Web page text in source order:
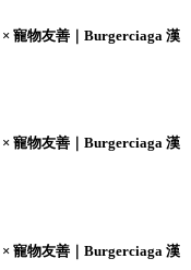
寵物友善｜Burgerciaga 漢
寵物友善｜Burgerciaga 漢
寵物友善｜Burgerciaga 漢